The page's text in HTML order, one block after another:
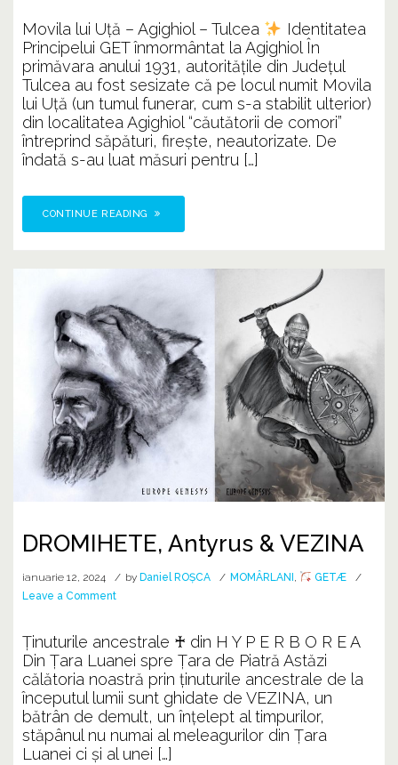
Princiar
de
la
AGIGHIOL
Movila lui Uță – Agighiol – Tulcea
Identitatea
Principelui GET înmormântat la Agighiol În
primăvara anului 1931, autoritățile din Județul
Tulcea au fost sesizate că pe locul numit Movila
lui Uță (un tumul funerar, cum s-a stabilit ulterior)
din localitatea Agighiol “căutătorii de comori”
întreprind săpături, firește, neautorizate. De
îndată s-au luat măsuri pentru […]
CONTINUE READING
DROMIHETE, Antyrus & VEZINA
ianuarie 12, 2024 by Daniel ROȘCA MOMÂRLANI ,
GETÆ
Leave a Commenton
&
VEZINA
Ținuturile ancestrale ♰ din H Y P E R B O R E A
Din Țara Luanei spre Țara de Piatră Astăzi
călătoria noastră prin ținuturile ancestrale de la
începutul lumii sunt ghidate de VEZINA, un
bătrân de demult, un înţelept al timpurilor,
stăpânul nu numai al meleagurilor din Țara
Luanei ci şi al unei […]